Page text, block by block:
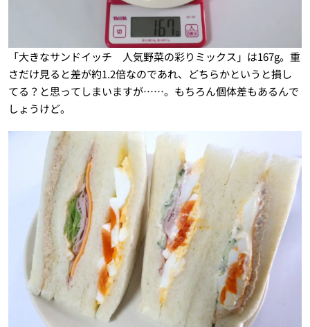
「大きなサンドイッチ 人気野菜の彩りミックス」は167g。重
さだけ見ると差が約1.2倍なのであれ、どちらかというと損し
てる？と思ってしまいますが……。もちろん個体差もあるんで
しょうけど。